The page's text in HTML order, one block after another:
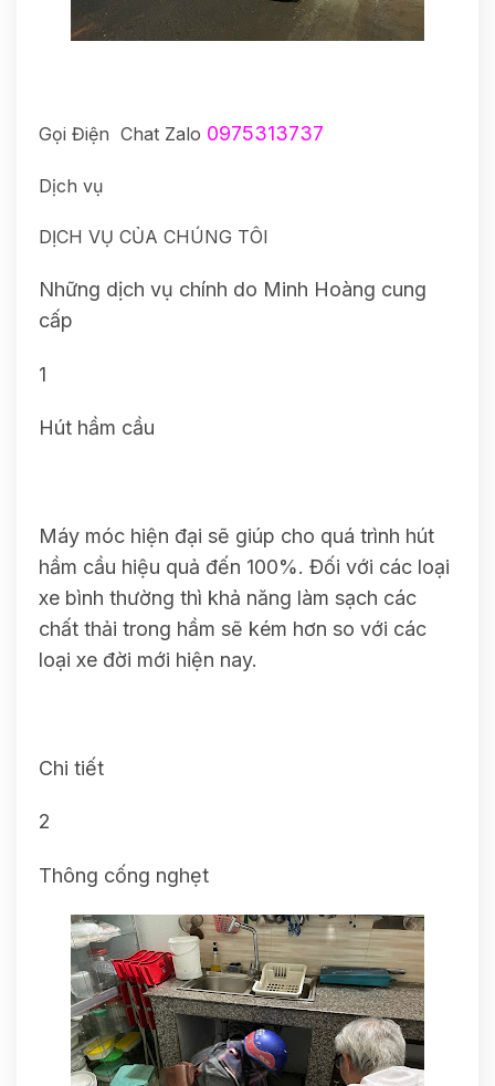
Gọi Điện Chat Zalo 0975313737
Dịch vụ
DỊCH VỤ CỦA CHÚNG TÔI
Những dịch vụ chính do Minh Hoàng cung
cấp
1
Hút hầm cầu
Máy móc hiện đại sẽ giúp cho quá trình hút
hầm cầu hiệu quả đến 100%. Đối với các loại
xe bình thường thì khả năng làm sạch các
chất thải trong hầm sẽ kém hơn so với các
loại xe đời mới hiện nay.
Chi tiết
2
Thông cống nghẹt